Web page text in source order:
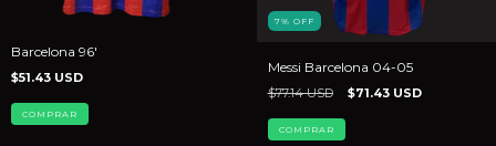
Barcelona 96'
$51.43 USD
COMPRAR
7% OFF
Messi Barcelona 04-05
$77.14 USD $71.43 USD
COMPRAR